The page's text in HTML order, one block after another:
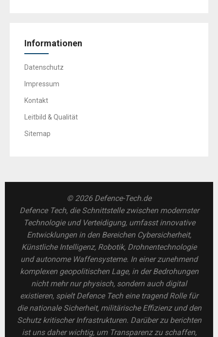
Informationen
Datenschutz
Impressum
Kontakt
Leitbild & Qualität
Sitemap
© 2026 Defence-Tech.de
Defence Tech, die Schnittstelle zwischen modernster
Technologie und Verteidigung, umfasst innovative
Entwicklungen in den Bereichen Cybersicherheit,
Künstliche Intelligenz, Robotik, Drohnentechnologie
und autonome Waffensysteme. In einer zunehmend
komplexen geopolitischen Lage, in der Bedrohungen
nicht mehr nur physisch, sondern auch digital
existieren, spielt Defence Tech eine tragend Rolle für
die nationale Sicherheit, militärische Effizienz und den
Schutz kritischer Infrastrukturen. Darüber zu berichten
ist uns daher wichtig, um Transparenz zu schaffen,